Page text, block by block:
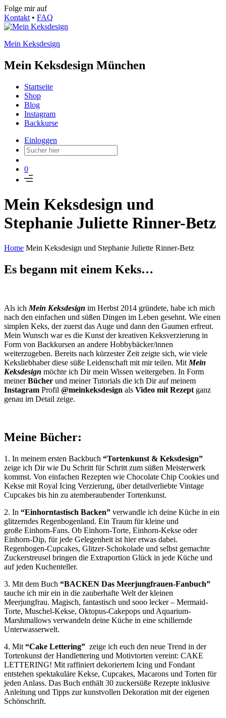
Folge mir auf
Kontakt • FAQ
Mein Keksdesign
Mein Keksdesign München
Startseite
Shop
Blog
Instagram
Backkurse
Einloggen
0
Mein Keksdesign und
Stephanie Juliette Rinner-Betz
Home Mein Keksdesign und Stephanie Juliette Rinner-Betz
Es begann mit einem Keks…
Als ich Mein Keksdesign im Herbst 2014 gründete, habe ich mich
nach den einfachen und süßen Dingen im Leben gesehnt. Wie einen
simplen Keks, der zuerst das Auge und dann den Gaumen erfreut.
Mein Wunsch war es die Kunst der kreativen Keksverzierung in
Form von Backkursen an andere Hobbybäcker/innen
weiterzugeben. Bereits nach kürzester Zeit zeigte sich, wie viele
Keksliebhaber diese süße Leidenschaft mit mir teilen. Mit Mein
Keksdesign möchte ich Dir mein Wissen weitergeben. In Form
meinerBücher und meiner Tutorials die ich Dir auf meinem
Instagram Profil @meinkeksdesign als Video mit Rezept ganz
genau im Detail zeige.
Meine Bücher:
1. In meinem ersten Backbuch “Tortenkunst & Keksdesign”
zeige ich Dir wie Du Schritt für Schritt zum süßen Meisterwerk
kommst. Von einfachen Rezepten wie Chocolate Chip Cookies und
Kekse mit Royal Icing Verzierung, über detailverliebte Vintage
Cupcakes bis hin zu atemberaubender Tortenkunst.
2. In “Einhorntastisch Backen” verwandle ich deine Küche in ein
glitzerndes Regenbogenland. Ein Traum für kleine und
große Einhorn-Fans. Ob Einhorn-Torte, Einhorn-Kekse oder
Einhorn-Dip, für jede Gelegenheit ist hier etwas dabei.
Regenbogen-Cupcakes, Glitzer-Schokolade und selbst gemachte
Zuckerstreusel bringen die Extraportion Glück in jede Küche und
auf jeden Kuchenteller.
3. Mit dem Buch “BACKEN Das Meerjungfrauen-Fanbuch”
tauche ich mir ein in die zauberhafte Welt der kleinen
Meerjungfrau. Magisch, fantastisch und sooo lecker – Mermaid-
Torte, Muschel-Kekse, Oktopus-Cakepops und Aquarium-
Marshmallows verwandeln deine Küche in eine schillernde
Unterwasserwelt.
4. Mit “Cake Lettering” zeige ich euch den neue Trend in der
Tortenkunst der Handlettering und Motivtorten vereint: CAKE
LETTERING! Mit raffiniert dekoriertem Icing und Fondant
entstehen spektakuläre Kekse, Cupcakes, Macarons und Torten für
jeden Anlass. Das Buch enthält 30 zuckersüße Rezepte inklusive
Anleitung und Tipps zur kunstvollen Dekoration mit der eigenen
Schönschrift.